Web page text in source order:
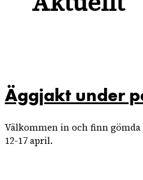
Äggjakt under
Välkommen in och finn gömda
12-17 april.